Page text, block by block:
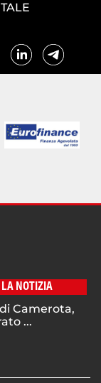
LA NOTIZIA
Camerota,
...